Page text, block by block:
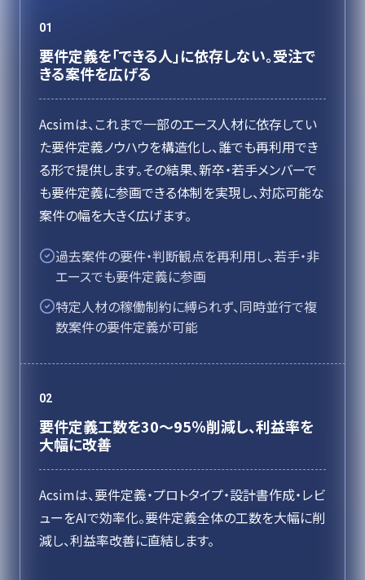
01
要件定義を「できる人」に依存しない。受注で
きる案件を広げる
Acsimは、これまで一部のエース人材に依存してい
た要件定義ノウハウを構造化し、誰でも再利用でき
る形で提供します。その結果、新卒・若手メンバーで
も要件定義に参画できる体制を実現し、対応可能な
案件の幅を大きく広げます。
過去案件の要件・判断観点を再利用し、若手・非
エースでも要件定義に参画
特定人材の稼働制約に縛られず、同時並行で複
数案件の要件定義が可能
02
要件定義工数を30〜95％削減し、利益率を
大幅に改善
Acsimは、要件定義・プロトタイプ・設計書作成・レビ
ューをAIで効率化。要件定義全体の工数を大幅に削
減し、利益率改善に直結します。